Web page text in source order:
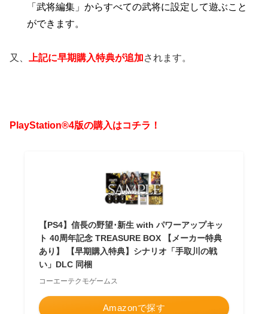
「武将編集」からすべての武将に設定して遊ぶこと
ができます。
又、 上記に早期購入特典が追加されます。
PlayStation®4版の購入はコチラ！
【PS4】信長の野望･新生 with パワーアップキッ
ト 40周年記念 TREASURE BOX 【メーカー特典
あり】 【早期購入特典】シナリオ「手取川の戦
い」DLC 同梱
コーエーテクモゲームス
Amazonで探す